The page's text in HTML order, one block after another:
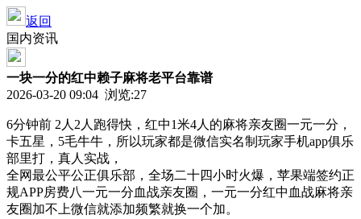
返回
国内资讯
一块一分的红中赖子麻将老平台靠谱
2026-03-20 09:04 浏览:27
6分钟前 2人2人跑得快，红中1米4人的麻将亲友圈一元一分，
卡五星，5毛牛牛，所以玩家都是微信实名制玩家手机app俱乐
部里打，真人实战，
全网最公平公正俱乐部，全场二十四小时火爆，苹果端签约正
规APP房费八一元一分血战亲友圈，一元一分红中血战麻将亲
友圈加不上微信就添加频繁就换一个加。